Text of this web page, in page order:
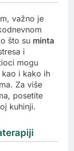
važno je
što su minta
i
mogu
i kako ih
Za više
posetite
kuhinji.